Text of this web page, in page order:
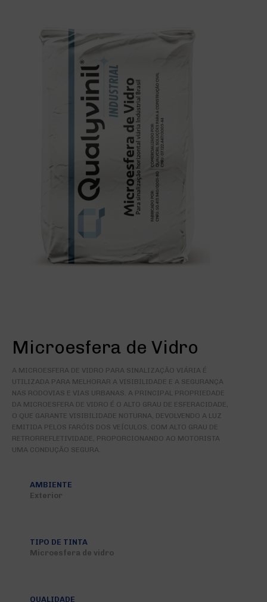
Microesfera de Vidro
A MICROESFERA DE VIDRO PARA SINALIZAÇÃO VIÁRIA É
UTILIZADA PARA MELHORAR A VISIBILIDADE E A SEGURANÇA
NAS RODOVIAS E VIAS URBANAS. A PRINCIPAL PROPRIEDADE
DA MICROESFERA DE VIDRO É O ALTO GRAU DE ESFERACIDADE,
O QUE GARANTE VISIBILIDADE NOTURNA, DEVOLVENDO A LUZ
EMITIDA PELOS FARÓIS DOS VEÍCULOS, COM ALTO GRAU DE
RETRORREFLETIVIDADE, PROPORCIONANDO AO MOTORISTA
UMA CONDUÇÃO SEGURA.
AMBIENTE
Exterior
TIPO DE TINTA
Microesfera de vidro
QUALIDADE